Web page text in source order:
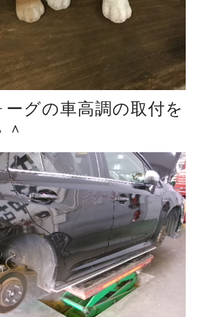
グの車高調の取付を